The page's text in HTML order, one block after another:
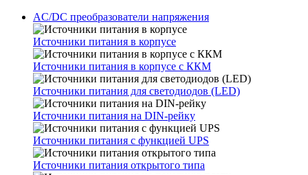
AC/DC преобразователи напряжения
Источники питания в корпусе
Источники питания в корпусе с ККМ
Источники питания для светодиодов (LED)
Источники питания на DIN-рейку
Источники питания с функцией UPS
Источники питания открытого типа